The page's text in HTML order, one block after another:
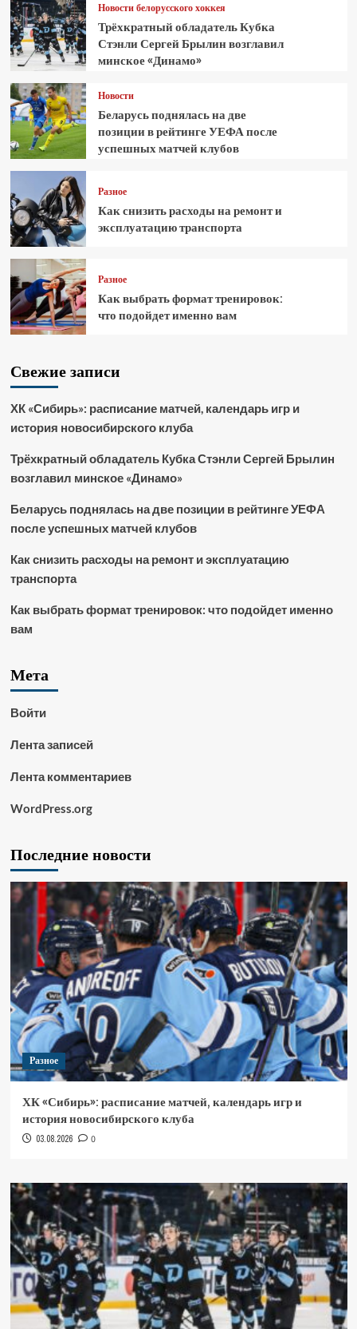
Новости белорусского хоккея
Трёхкратный обладатель Кубка
Стэнли Сергей Брылин возглавил
минское «Динамо»
Новости
Беларусь поднялась на две
позиции в рейтинге УЕФА после
успешных матчей клубов
Разное
Как снизить расходы на ремонт и
эксплуатацию транспорта
Разное
Как выбрать формат тренировок:
что подойдет именно вам
Свежие записи
ХК «Сибирь»: расписание матчей, календарь игр и
история новосибирского клуба
Трёхкратный обладатель Кубка Стэнли Сергей Брылин
возглавил минское «Динамо»
Беларусь поднялась на две позиции в рейтинге УЕФА
после успешных матчей клубов
Как снизить расходы на ремонт и эксплуатацию
транспорта
Как выбрать формат тренировок: что подойдет именно
вам
Мета
Войти
Лента записей
Лента комментариев
WordPress.org
Последние новости
Разное
ХК «Сибирь»: расписание матчей, календарь игр и
история новосибирского клуба
03.08.2026 0